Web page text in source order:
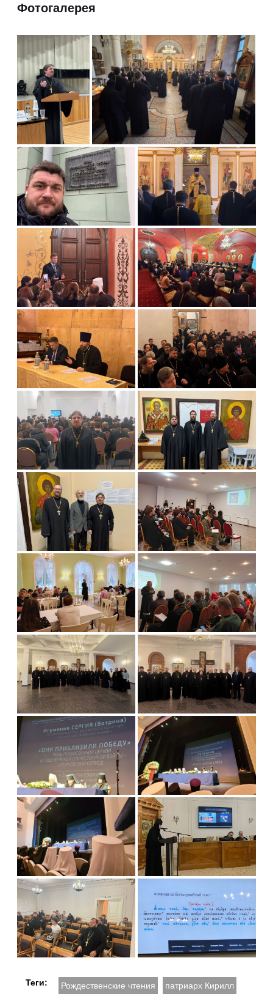
Фотогалерея
Теги: Рождественские чтения патриарх Кирилл